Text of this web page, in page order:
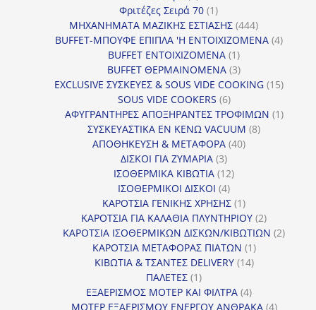
προϊόν
Φριτέζες Σειρά 70 11
προϊόν
ΜΗΧΑΝΗΜΑΤΑ ΜΑΖΙΚΗΣ ΕΣΤΙΑΣΗΣ 444444
προϊόντα
BUFFET-ΜΠΟΥΦΕ ΕΠΙΠΛΑ 'Η ΕΝΤΟΙΧΙΖΟΜΕΝΑ 44
BUFFET ΕΝΤΟΙΧΙΖΟΜΕΝΑ 11
προϊόν
BUFFET ΘΕΡΜΑΙΝΟΜΕΝΑ 33
προϊόντα
EXCLUSIVE ΣΥΣΚΕΥΕΣ & SOUS VIDE COOKING 1515
SOUS VIDE COOKERS 66
προϊόντα
ΑΦΥΓΡΑΝΤΗΡΕΣ ΑΠΟΞΗΡΑΝΤΕΣ ΤΡΟΦΙΜΩΝ 11
ΣΥΣΚΕΥΑΣΤΙΚΑ ΕΝ ΚΕΝΩ VACUUM 88
ΑΠΟΘΗΚΕΥΣΗ & ΜΕΤΑΦΟΡΑ 4040
ΔΙΣΚΟΙ ΓΙΑ ΖΥΜΑΡΙΑ 33
προϊόντα
ΙΣΟΘΕΡΜΙΚΑ ΚΙΒΩΤΙΑ 1212
ΙΣΟΘΕΡΜΙΚΟΙ ΔΙΣΚΟΙ 44
προϊόντα
ΚΑΡΟΤΣΙΑ ΓΕΝΙΚΗΣ ΧΡΗΣΗΣ 11
προϊόν
ΚΑΡΟΤΣΙΑ ΓΙΑ ΚΑΛΑΘΙΑ ΠΛΥΝΤΗΡΙΟΥ 22
προϊόντα
ΚΑΡΟΤΣΙΑ ΙΣΟΘΕΡΜΙΚΩΝ ΔΙΣΚΩΝ/ΚΙΒΩΤΙΩΝ 22
ΚΑΡΟΤΣΙΑ ΜΕΤΑΦΟΡΑΣ ΠΙΑΤΩΝ 11
προϊόν
ΚΙΒΩΤΙΑ & ΤΣΑΝΤΕΣ DELIVERY 1414
ΠΑΛΕΤΕΣ 11
προϊόν
ΕΞΑΕΡΙΣΜΟΣ ΜΟΤΕΡ ΚΑΙ ΦΙΛΤΡΑ 44
προϊόντα
ΜΟΤΕΡ ΕΞΑΕΡΙΣΜΟΥ ΕΝΕΡΓΟΥ ΑΝΘΡΑΚΑ 44